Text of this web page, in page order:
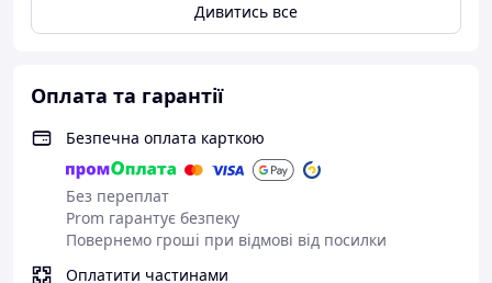
Дивитись все
Оплата та гарантії
Безпечна оплата карткою
Без переплат
Prom гарантує безпеку
Повернемо гроші при відмові від посилки
Оплатити частинами